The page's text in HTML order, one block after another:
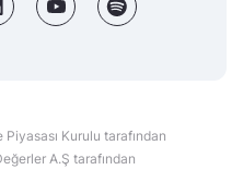
Kurulu tarafından
A.Ş tarafından